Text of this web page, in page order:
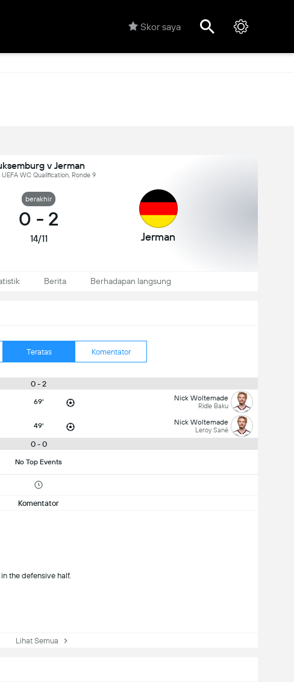
Skor saya
v Jerman
UEFA WC Qualification, Ronde 9
berakhir
0 - 2
14/11 Jerman
Berita Berhadapan langsung
Teratas Komentator
0 - 2
69' Nick Woltemade
Ridle Baku
49' Nick Woltemade
Leroy Sané
0 - 0
No Top Events
Komentator
the defensive half.
Lihat Semua